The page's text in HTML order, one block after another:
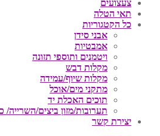
צעצועים
תאי הטלה
כל הקטגוריות
אבני סידן
אמבטיות
ויטמנים ותוספי תזונה
מקלות דבש
מקלות שיוף/עמידה
מתקני מים/אוכל
תוכים האכלת יד
תערובות/מזון ביצים/השרייה/
יצירת קשר